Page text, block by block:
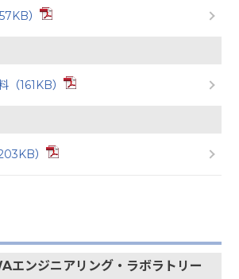
）
（161KB）
）
エンジニアリング・ラボラトリー